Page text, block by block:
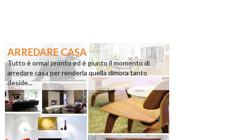
ARREDARE CASA
Tutto è ormai pronto ed è giunto il momento di
arredare casa per renderla quella dimora tanto
deside...